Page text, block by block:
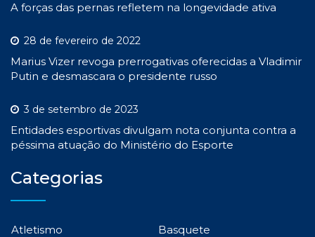
A forças das pernas refletem na longevidade ativa
28 de fevereiro de 2022
Marius Vizer revoga prerrogativas oferecidas a Vladimir
Putin e desmascara o presidente russo
3 de setembro de 2023
Entidades esportivas divulgam nota conjunta contra a
péssima atuação do Ministério do Esporte
Categorias
Atletismo
Basquete